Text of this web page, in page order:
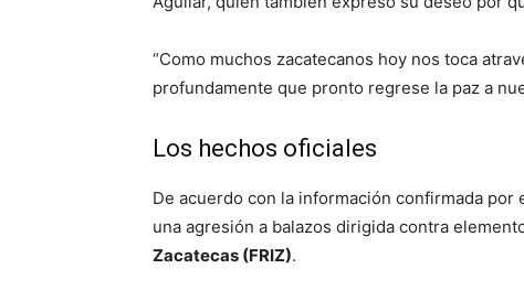
“Como muchos zacatecanos hoy nos toca
profundamente que pronto regrese la paz a
Los hechos oficiales
De acuerdo con la información confirmada por
una agresión a balazos dirigida contra
Zacatecas (FRIZ).